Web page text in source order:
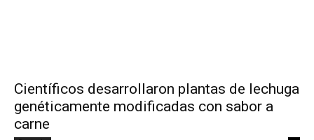
Científicos desarrollaron plantas de lechuga
genéticamente modificadas con sabor a
carne